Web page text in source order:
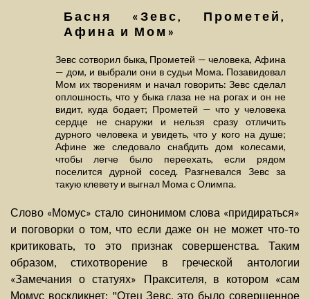
Басня «Зевс, Прометей,
Афина и Мом»
Зевс сотворил быка, Прометей — человека, Афина
— дом, и выбрали они в судьи Мома. Позавидовал
Мом их творениям и начал говорить: Зевс сделал
оплошность, что у быка глаза не на рогах и он не
видит, куда бодает; Прометей — что у человека
сердце не снаружи и нельзя сразу отличить
дурного человека и увидеть, что у кого на душе;
Афине же следовало снабдить дом колесами,
чтобы легче было переехать, если рядом
поселится дурной сосед. Разгневался Зевс за
такую клевету и выгнал Мома с Олимпа.
Слово «Момус» стало синонимом слова «придираться»
и поговорки о том, что если даже он не может что-то
критиковать, то это признак совершенства. Таким
образом, стихотворение в греческой антологии
«Замечания о статуях» Праксителя, в котором «сам
Момус воскликнет: "Отец Зевс, это было совершенное